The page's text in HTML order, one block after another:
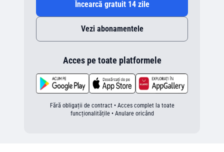
Încearcă gratuit 14 zile
Vezi abonamentele
Acces pe toate platformele
Fără obligații de contract • Acces complet la toate
funcționalitățile • Anulare oricând